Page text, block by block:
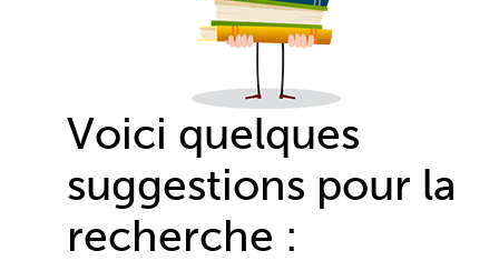
Voici quelques
suggestions pour la
recherche :